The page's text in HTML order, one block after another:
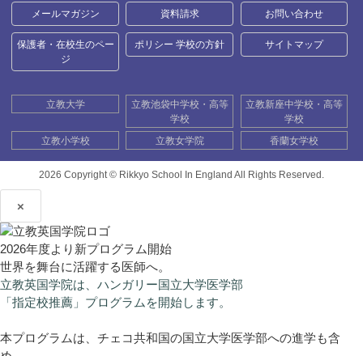
メールマガジン 資料請求 お問い合わせ
保護者・在校生のペー
ジ
ポリシー 学校の方針 サイトマップ
立教大学
立教池袋中学校・高等
学校
立教新座中学校・高等
学校
立教小学校
立教女学院 香蘭女学校
2026 Copyright © Rikkyo School In England All Rights Reserved.
×
2026年度より新プログラム開始
世界を舞台に活躍する医師へ。
立教英国学院は、ハンガリー国立大学医学部
「指定校推薦」プログラムを開始します。
本プログラムは、チェコ共和国の国立大学医学部への進学も含